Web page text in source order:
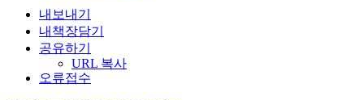
내보내기
내책장담기
공유하기
URL 복사
오류접수